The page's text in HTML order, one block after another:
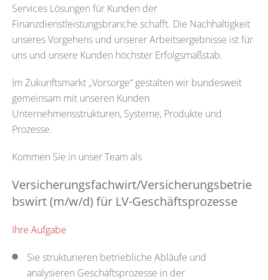
Services Lösungen für Kunden der
Finanzdienstleistungsbranche schafft. Die Nachhaltigkeit
unseres Vorgehens und unserer Arbeitsergebnisse ist für
uns und unsere Kunden höchster Erfolgsmaßstab.
Im Zukunftsmarkt „Vorsorge“ gestalten wir bundesweit
gemeinsam mit unseren Kunden
Unternehmensstrukturen, Systeme, Produkte und
Prozesse.
Kommen Sie in unser Team als
Versicherungsfachwirt/Versicherungsbetrie
bswirt (m/w/d) für LV-Geschäftsprozesse
Ihre Aufgabe
Sie strukturieren betriebliche Abläufe und
analysieren Geschäftsprozesse in der